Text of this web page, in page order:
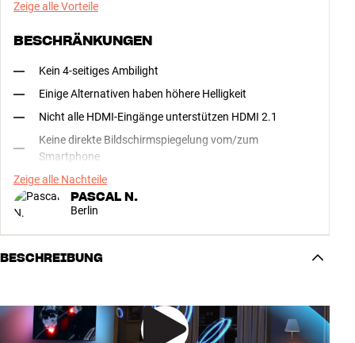
Zeige alle Vorteile
BESCHRÄNKUNGEN
Kein 4-seitiges Ambilight
Einige Alternativen haben höhere Helligkeit
Nicht alle HDMI-Eingänge unterstützen HDMI 2.1
Keine direkte Bildschirmspiegelung vom/zum
Smartphone
Zeige alle Nachteile
PASCAL N.
Berlin
BESCHREIBUNG